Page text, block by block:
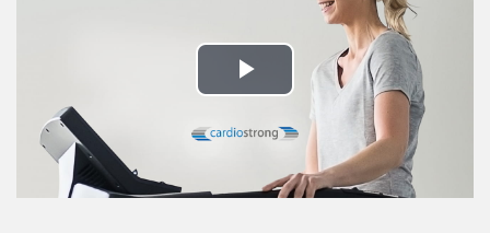
Play
Video